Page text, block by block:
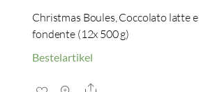
Christmas Boules, Coccolato latte e
fondente (12x 500 g)
Bestelartikel
Share